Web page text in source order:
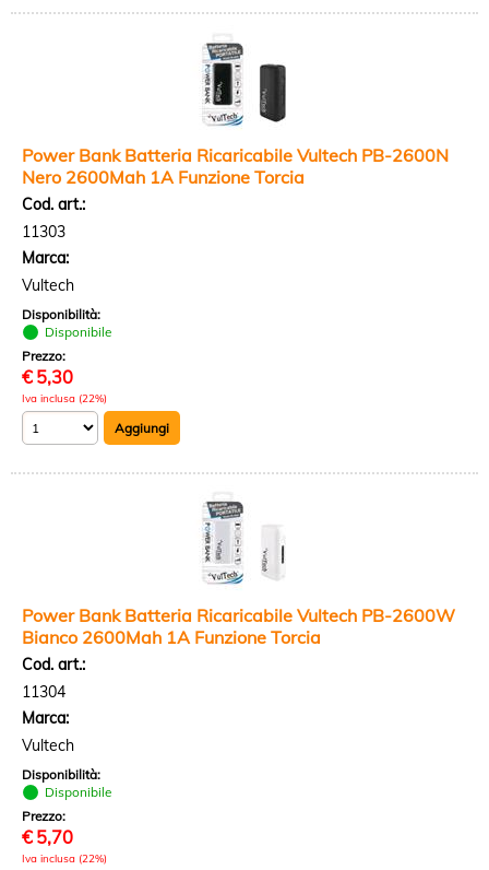
Power Bank Batteria Ricaricabile Vultech PB-2600N
Nero 2600Mah 1A Funzione Torcia
Cod. art.:
11303
Marca:
Vultech
Disponibilità:
Disponibile
Prezzo:
€ 5,30
Iva inclusa (22%)
Power Bank Batteria Ricaricabile Vultech PB-2600W
Bianco 2600Mah 1A Funzione Torcia
Cod. art.:
11304
Marca:
Vultech
Disponibilità:
Disponibile
Prezzo:
€ 5,70
Iva inclusa (22%)